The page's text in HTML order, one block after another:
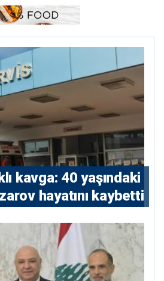
kavga: 40 yaşındaki
hayatını kaybetti